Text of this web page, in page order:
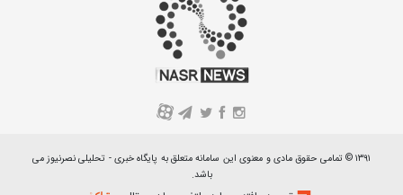
A
۱۳۹۱ © تمامی حقوق مادی و معنوی این سامانه متعلق به پایگاه خبری - تحلیلی نصرنیوز می
باشد.